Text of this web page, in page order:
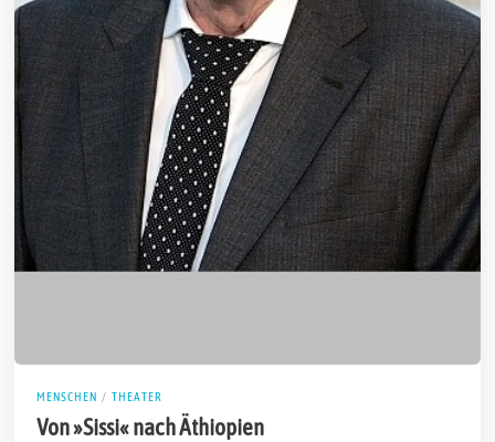
MENSCHEN / THEATER
Von »Sissi« nach Äthiopien